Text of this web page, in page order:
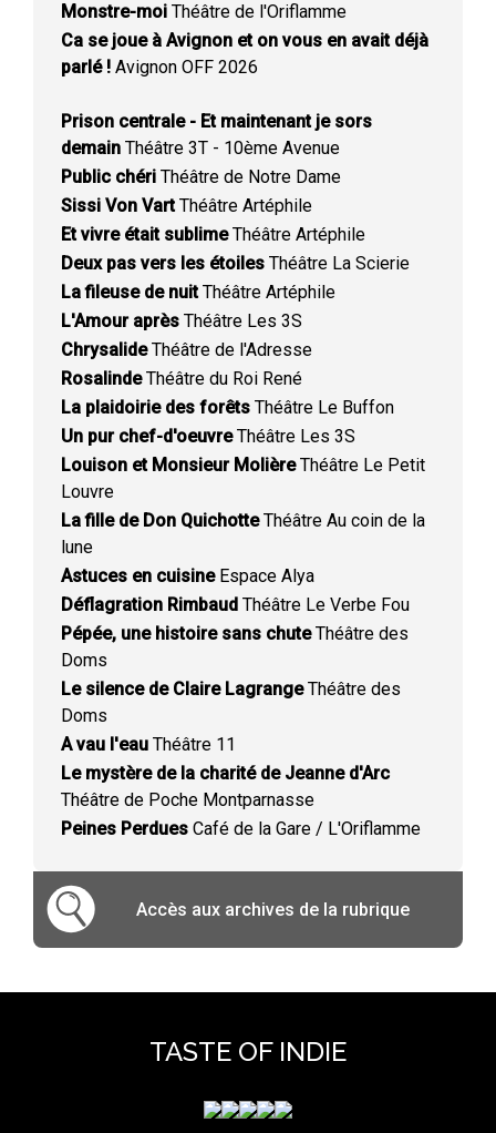
Monstre-moi Théâtre de l'Oriflamme
Ca se joue à Avignon et on vous en avait déjà
parlé ! Avignon OFF 2026
Prison centrale - Et maintenant je sors
demain Théâtre 3T - 10ème Avenue
Public chéri Théâtre de Notre Dame
Sissi Von VartThéâtre Artéphile
Et vivre était sublimeThéâtre Artéphile
Deux pas vers les étoiles Théâtre La Scierie
La fileuse de nuitThéâtre Artéphile
L'Amour après Théâtre Les 3S
ChrysalideThéâtre de l'Adresse
RosalindeThéâtre du Roi René
La plaidoirie des forêts Théâtre Le Buffon
Un pur chef-d'oeuvreThéâtre Les 3S
Louison et Monsieur MolièreThéâtre Le Petit
Louvre
La fille de Don QuichotteThéâtre Au coin de la
lune
Astuces en cuisineEspace Alya
Déflagration Rimbaud Théâtre Le Verbe Fou
Pépée, une histoire sans chuteThéâtre des
Doms
Le silence de Claire LagrangeThéâtre des
Doms
A vau l'eau Théâtre 11
Le mystère de la charité de Jeanne d'Arc
Théâtre de Poche Montparnasse
Peines Perdues Café de la Gare / L'Oriflamme
Accès aux archives de la rubrique
TASTE OF INDIE